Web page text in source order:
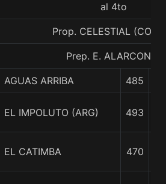
al 4to
Prop. CELESTIAL
Prep. E. ALARCON J.
AGUAS ARRIBA 485
EL IMPOLUTO (ARG) 493
EL CATIMBA 470